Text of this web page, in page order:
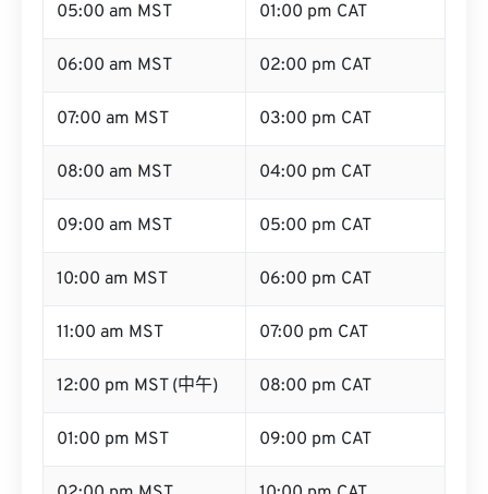
05:00 am MST 01:00 pm CAT
06:00 am MST 02:00 pm CAT
07:00 am MST 03:00 pm CAT
08:00 am MST 04:00 pm CAT
09:00 am MST 05:00 pm CAT
10:00 am MST 06:00 pm CAT
11:00 am MST 07:00 pm CAT
12:00 pm MST (中午) 08:00 pm CAT
01:00 pm MST 09:00 pm CAT